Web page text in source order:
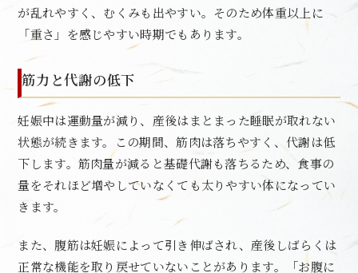
が乱れやすく、むくみも出やすい。そのため体重以上に
「重さ」を感じやすい時期でもあります。
筋力と代謝の低下
妊娠中は運動量が減り、産後はまとまった睡眠が取れない
状態が続きます。この期間、筋肉は落ちやすく、代謝は低
下します。筋肉量が減ると基礎代謝も落ちるため、食事の
量をそれほど増やしていなくても太りやすい体になってい
きます。
また、腹筋は妊娠によって引き伸ばされ、産後しばらくは
正常な機能を取り戻せていないことがあります。「お腹に